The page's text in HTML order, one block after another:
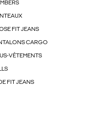
FIT JEANS
CARGO
VÊTEMENTS
FIT JEANS